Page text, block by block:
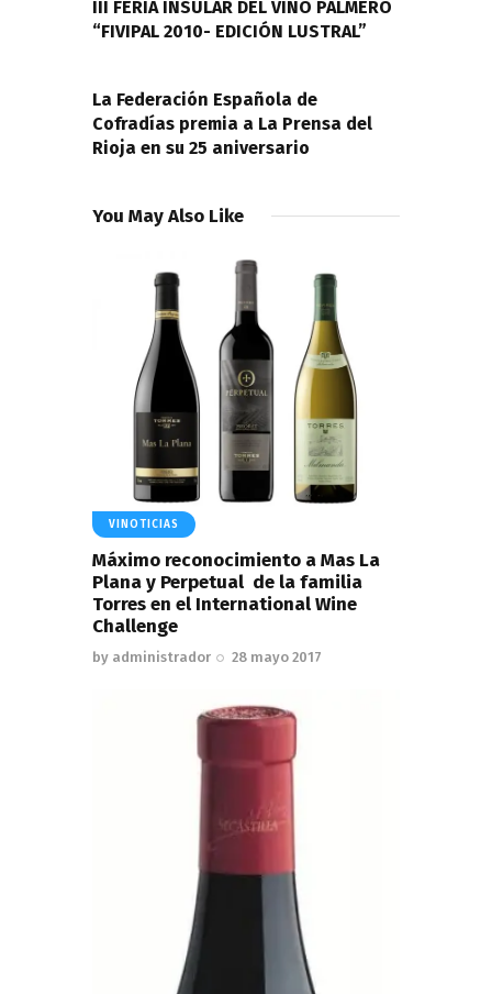
III FERIA INSULAR DEL VINO PALMERO
“FIVIPAL 2010- EDICIÓN LUSTRAL”
La Federación Española de
Cofradías premia a La Prensa del
Rioja en su 25 aniversario
You May Also Like
VINOTICIAS
Máximo reconocimiento a Mas La
Plana y Perpetual de la familia
Torres en el International Wine
Challenge
by administrador 28 mayo 2017